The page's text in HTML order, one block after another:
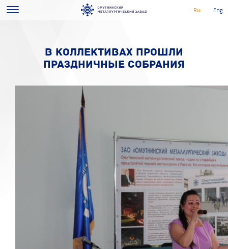
Ru Eng
В КОЛЛЕКТИВАХ ПРОШЛИ
ПРАЗДНИЧНЫЕ СОБРАНИЯ